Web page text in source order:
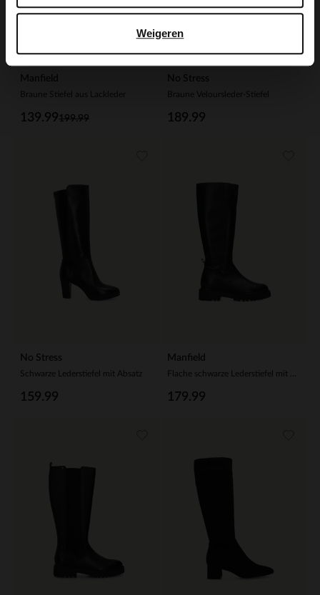
Weigeren
Manfield
Braune Stiefel aus Lackleder
199.99
139.99
No Stress
Braune Veloursleder-Stiefel
189.99
No Stress
Schwarze Lederstiefel mit Absatz
159.99
Manfield
179.99